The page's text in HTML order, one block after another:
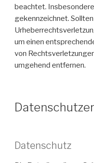
beachtet.
gekennzeichnet.
um einen
von
umgehend entfernen.
Datenschutz